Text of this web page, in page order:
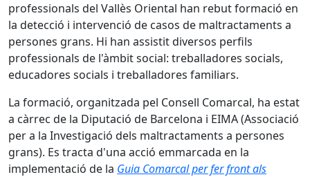
professionals del Vallès Oriental han rebut formació en
la detecció i intervenció de casos de maltractaments a
persones grans. Hi han assistit diversos perfils
professionals de l'àmbit social: treballadores socials,
educadores socials i treballadores familiars.
La formació, organitzada pel Consell Comarcal, ha estat
a càrrec de la Diputació de Barcelona i EIMA (Associació
per a la Investigació dels maltractaments a persones
grans). Es tracta d'una acció emmarcada en la
implementació de la Guia Comarcal per fer front als